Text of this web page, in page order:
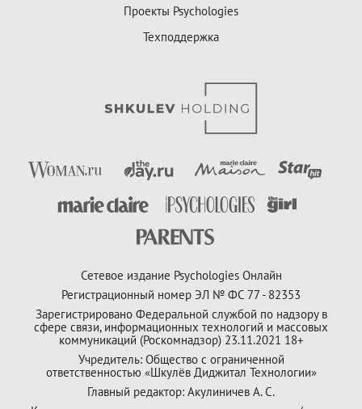
Проекты Psychologies
Техподдержка
Сетевое издание Psychologies Онлайн
Регистрационный номер ЭЛ № ФС 77 - 82353
Зарегистрировано Федеральной службой по надзору в
сфере связи, информационных технологий и массовых
коммуникаций (Роскомнадзор) 23.11.2021 18+
Учредитель: Общество с ограниченной
ответственностью «Шкулёв Диджитал Технологии»
Главный редактор: Акулиничев А. С.